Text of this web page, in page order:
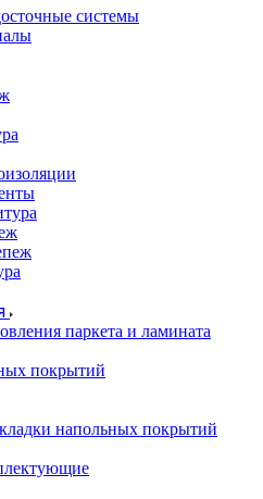
системы
паркета и ламината
покрытий
напольных покрытий